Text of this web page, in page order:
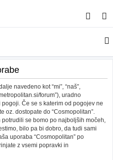
s
a
j
navedeno kot “mi”, “naš”,
forum”), uradno
Če se s katerim od pogojev ne
oz. dostopate do “Cosmopolitan”.
se bomo po najboljših močeh,
bilo pa bi dobro, da tudi sami
uporaba “Cosmopolitan” po
z vsemi popravki in